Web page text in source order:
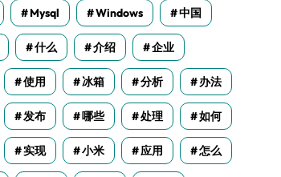
Mysql Windows 中国
什么 介绍 企业
使用 冰箱 分析 办法
发布 哪些 处理 如何
实现 小米 应用 怎么